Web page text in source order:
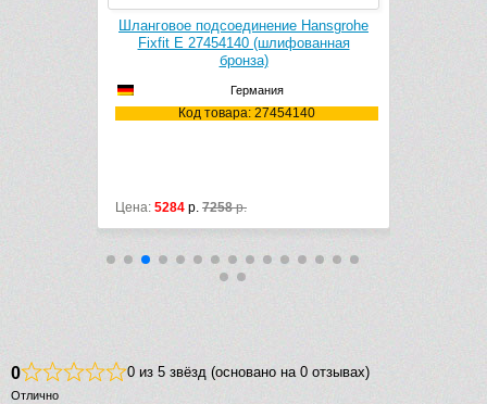
Шланговое подсоединение Hansgrohe
Fixfit E 27454140 (шлифованная
бронза)
Германия
Код товара: 27454140
Цена: 5284 р. 7258р.
0 0 из 5 звёзд (основано на 0 отзывах)
Отлично